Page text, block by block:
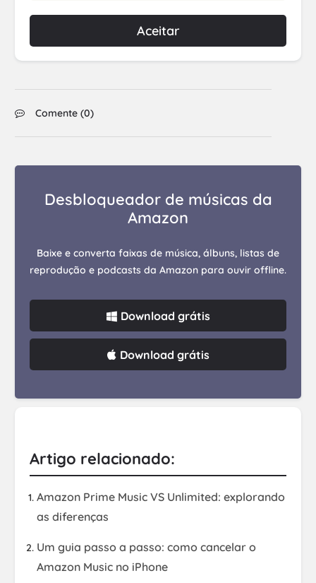
Aceitar
Comente (0)
Desbloqueador de músicas da
Amazon
Baixe e converta faixas de música, álbuns, listas de
reprodução e podcasts da Amazon para ouvir offline.
Download grátis
Download grátis
Artigo relacionado:
Amazon Prime Music VS Unlimited: explorando
as diferenças
Um guia passo a passo: como cancelar o
Amazon Music no iPhone